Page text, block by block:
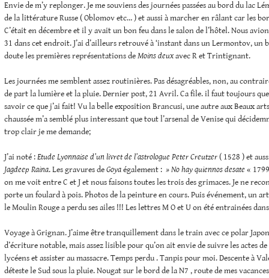
Envie de m’y replonger. Je me souviens des journées passées au bord du lac
de la littérature Russe ( Oblomov etc… ) et aussi à marcher en râlant car les
C’était en décembre et il y avait un bon feu dans le salon de l’hôtel. Nous
31 dans cet endroit. J’ai d’ailleurs retrouvé à ‘instant dans un Lermontov, un
doute les premières représentations deMoins deuxavec R et Trintignant.
Les journées me semblent assez routinières. Pas désagréables, non, au
de part la lumière et la pluie. Dernier post, 21 Avril. Ca file. il faut toujours
savoir ce que j’ai fait! Vu la belle exposition Brancusi, une autre aux Beaux
chaussée m’a semblé plus interessant que tout l’arsenal de Venise qui
trop clair je me demande;
J’ai noté :Etude Lyonnaise d’un livret de l’astrologue Peter Creutzer( 1528 ) et
Jagdeep Raina. Les gravures deGoyaégalement : » No hay quiennos desate «
on me voit entre C et J et nous faisons toutes les trois des grimaces. Je ne
porte un foulard à pois. Photos de la peinture en cours. Puis événement, un
le Moulin Rouge a perdu ses ailes !!! Les lettres M O et U on été entrainées
Voyage à Grignan. J’aime être tranquillement dans le train avec ce polar
d’écriture notable, mais assez lisible pour qu’on ait envie de suivre les actes
lycéens et assister au massacre. Temps perdu . Tanpis pour moi. Descente à
déteste le Sud sous la pluie. Nougat sur le bord de la N7 , route de mes